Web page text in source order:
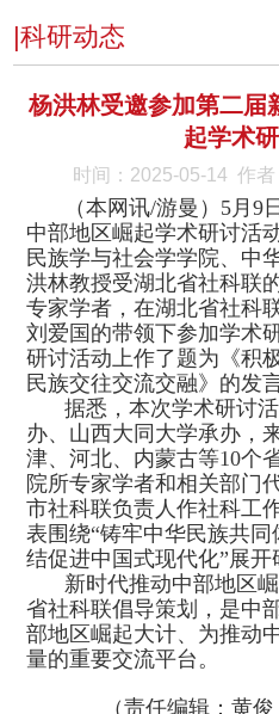
|科研动态
杨洪林受邀参加第二届
起学术
时间：2025-05-14 作者
（本网讯/游曼） 5月9
中部地区崛起学术研讨活
民族学与社会学学院、中
洪林教授受湖北省社科联
专家学者，在湖北省社科
刘爱国的带领下参加学术
研讨活动上作了题为《积
民族交往交流交融》的发言
据悉，本次学术研讨
办、山西大同大学承办，
津、河北、内蒙古等10个
院所专家学者和相关部门
市社科联负责人作社科工
表围绕“铸牢中华民族共
结促进中国式现代化”展开
新时代推动中部地区
省社科联倡导策划，是中
部地区崛起大计、为推动
量的重要交流平台。
（责任编辑：黄俊